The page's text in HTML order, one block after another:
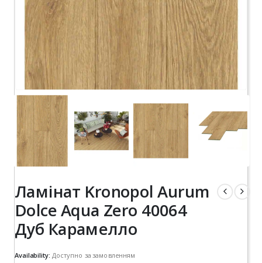
Ламінат Kronopol Aurum
Dolce Aqua Zero 40064
Дуб Карамелло
Availability: Доступно за замовленням